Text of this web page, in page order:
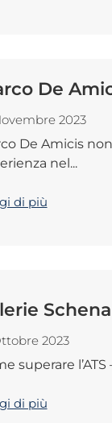
De
2023
De Amicis
nel...
di più
2023
superare
di più